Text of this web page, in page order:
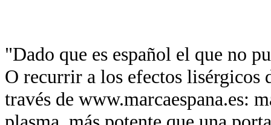
"Dado que es español el que no
O recurrir a los efectos lisérgicos
través de www.marcaespana.es: